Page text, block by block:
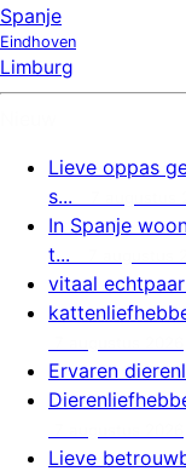
Spanje
Eindhoven
Limburg
Lieve oppas
s...
In Spanje
t...
vitaal
Ervaren
Lieve